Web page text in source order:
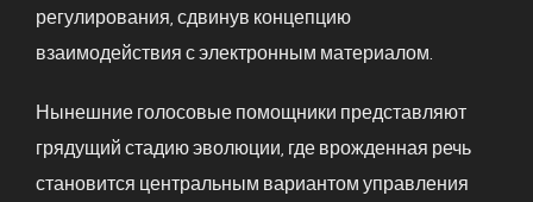
регулирования, сдвинув концепцию
взаимодействия с электронным материалом.
Нынешние голосовые помощники представляют
грядущий стадию эволюции, где врожденная речь
становится центральным вариантом управления